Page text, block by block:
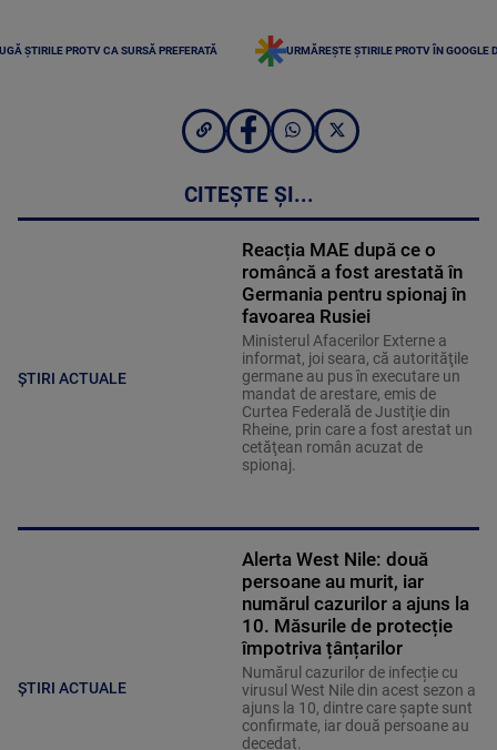
ȘTIRILE PROTV CA SURSĂ PREFERATĂ URMĂREȘTE ȘTIRILE PROTV ÎN GOOGLE
CITEȘTE ȘI...
ȘTIRI ACTUALE
Reacția MAE după ce o
româncă a fost arestată în
Germania pentru spionaj în
favoarea Rusiei
Ministerul Afacerilor Externe a
informat, joi seara, că autorităţile
germane au pus în executare un
mandat de arestare, emis de
Curtea Federală de Justiţie din
Rheine, prin care a fost arestat un
cetăţean român acuzat de
spionaj.
ȘTIRI ACTUALE
Alerta West Nile: două
persoane au murit, iar
numărul cazurilor a ajuns la
10. Măsurile de protecție
împotriva țânțarilor
Numărul cazurilor de infecție cu
virusul West Nile din acest sezon a
ajuns la 10, dintre care șapte sunt
confirmate, iar două persoane au
decedat.